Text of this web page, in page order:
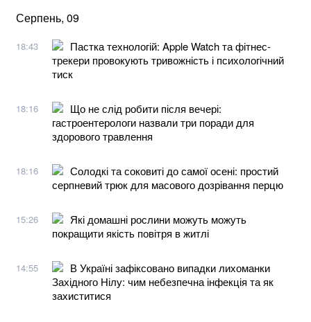
Серпень, 09
18:43
Пастка технологій: Apple Watch та фітнес-
трекери провокують тривожність і психологічний
тиск
18:16
Що не слід робити після вечері:
гастроентерологи назвали три поради для
здорового травлення
18:16
Солодкі та соковиті до самої осені: простий
серпневий трюк для масового дозрівання перцю
15:26
Які домашні рослини можуть можуть
покращити якість повітря в житлі
14:55
В Україні зафіксовано випадки лихоманки
Західного Нілу: чим небезпечна інфекція та як
захиститися